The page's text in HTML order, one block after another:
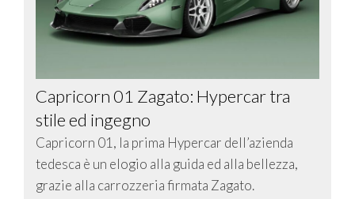
Capricorn 01 Zagato: Hypercar tra
stile ed ingegno
Capricorn 01, la prima Hypercar dell’azienda
tedesca è un elogio alla guida ed alla bellezza,
grazie alla carrozzeria firmata Zagato.